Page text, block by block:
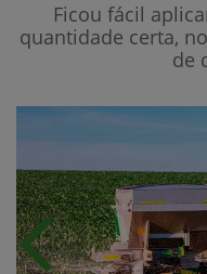
Ficou fácil
quantidade certa,
de
Anterior